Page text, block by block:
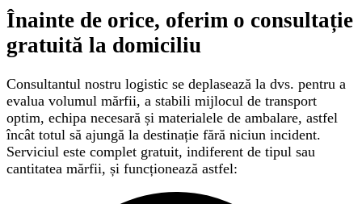
Înainte de orice, oferim o consultație
gratuită la domiciliu
Consultantul nostru logistic se deplasează la dvs. pentru a
evalua volumul mărfii, a stabili mijlocul de transport
optim, echipa necesară și materialele de ambalare, astfel
încât totul să ajungă la destinație fără niciun incident.
Serviciul este complet gratuit, indiferent de tipul sau
cantitatea mărfii, și funcționează astfel: